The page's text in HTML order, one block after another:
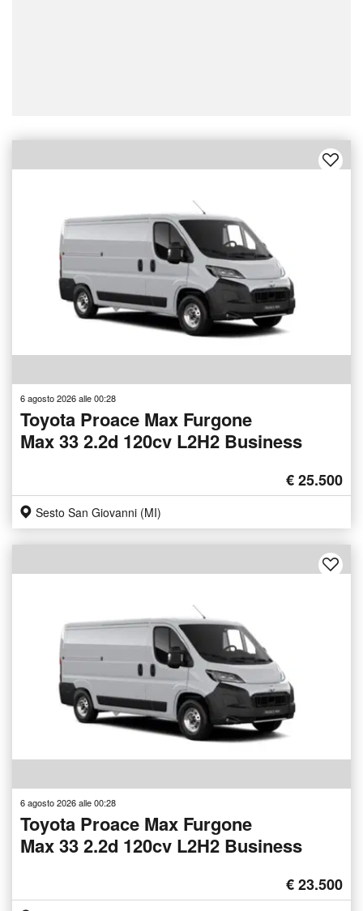
6 agosto 2026 alle 00:28
Toyota Proace Max Furgone
Max 33 2.2d 120cv L2H2 Business
€ 25.500
Sesto San Giovanni (MI)
6 agosto 2026 alle 00:28
Toyota Proace Max Furgone
Max 33 2.2d 120cv L2H2 Business
€ 23.500